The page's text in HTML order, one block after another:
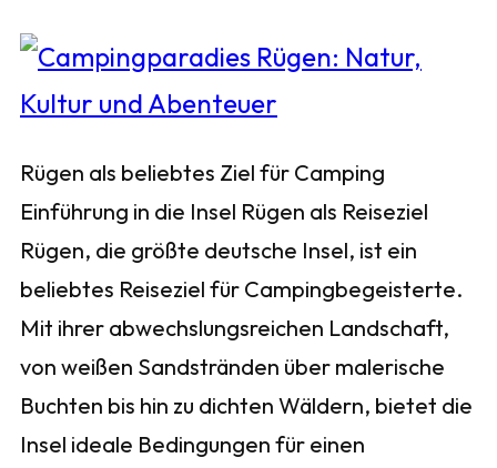
Rügen als beliebtes Ziel für Camping
Einführung in die Insel Rügen als Reiseziel
Rügen, die größte deutsche Insel, ist ein
beliebtes Reiseziel für Campingbegeisterte.
Mit ihrer abwechslungsreichen Landschaft,
von weißen Sandstränden über malerische
Buchten bis hin zu dichten Wäldern, bietet die
Insel ideale Bedingungen für einen